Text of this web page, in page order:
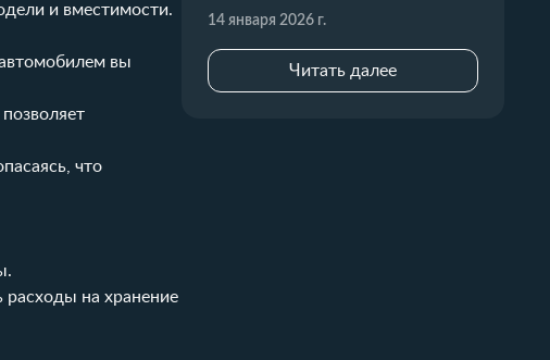
и вместимости.
вы
что
расходы на хранение
14 января 2026 г.
Читать далее